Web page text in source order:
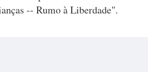
-- Rumo à Liberdade".